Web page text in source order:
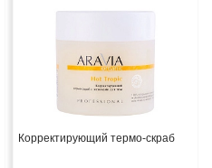
Корректирующий термо-скраб